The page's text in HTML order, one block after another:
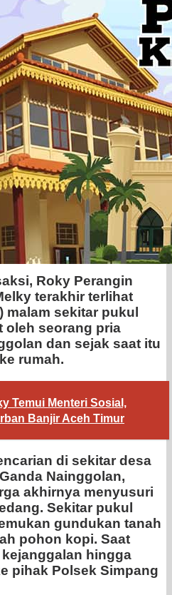
Roky Perangin
terakhir terlihat
malam sekitar pukul
oleh seorang pria
dan sejak saat itu
rumah.
Temui Menteri Sosial,
Banjir Aceh Timur
di sekitar desa
Nainggolan,
akhirnya menyusuri
Sekitar pukul
gundukan tanah
pohon kopi. Saat
hingga
pihak Polsek Simpang